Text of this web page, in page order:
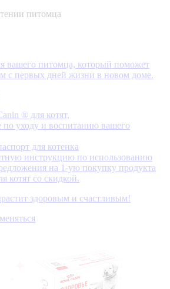
питомца
вашего питомца, который поможет
с первых дней жизни в новом доме.
® для котят,
по уходу и воспитанию вашего
для котенка
инструкцию по использованию
на 1-ую покупку продукта
котят со скидкой.
здоровым и счастливым!